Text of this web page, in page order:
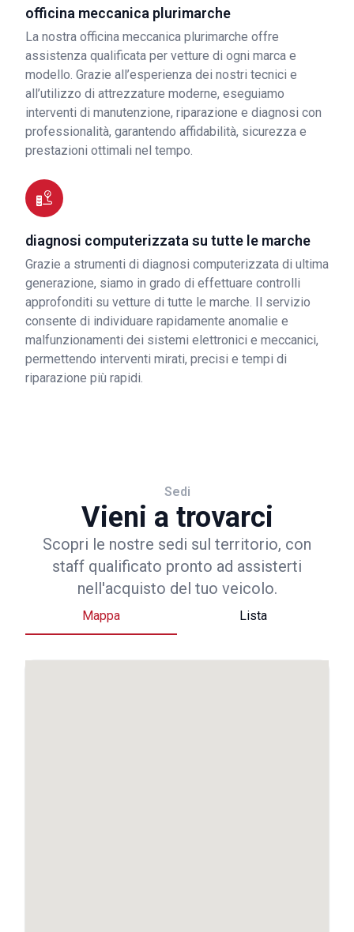
officina meccanica plurimarche
La nostra officina meccanica plurimarche offre
assistenza qualificata per vetture di ogni marca e
modello. Grazie all’esperienza dei nostri tecnici e
all’utilizzo di attrezzature moderne, eseguiamo
interventi di manutenzione, riparazione e diagnosi con
professionalità, garantendo affidabilità, sicurezza e
prestazioni ottimali nel tempo.
diagnosi computerizzata su tutte le marche
Grazie a strumenti di diagnosi computerizzata di ultima
generazione, siamo in grado di effettuare controlli
approfonditi su vetture di tutte le marche. Il servizio
consente di individuare rapidamente anomalie e
malfunzionamenti dei sistemi elettronici e meccanici,
permettendo interventi mirati, precisi e tempi di
riparazione più rapidi.
Sedi
Vieni a trovarci
Scopri le nostre sedi sul territorio, con
staff qualificato pronto ad assisterti
nell'acquisto del tuo veicolo.
Mappa Lista